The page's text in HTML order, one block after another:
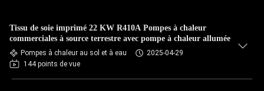
Tissu de soie imprimé 22 KW R410A Pompes à chaleur
commerciales à source terrestre avec pompe à chaleur allumée
Pompes à chaleur au sol et à eau
2025-04-29
144 points de vue